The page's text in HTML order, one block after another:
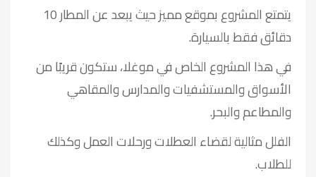
يتمتع المشروع بموقع مميز حيث يبعد عن المطار 10
دقائق فقط بالسيارة.
في هذا المشروع الخاص في موغلا، ستكون قريبًا من
الأسواق والمستشفيات والمدارس والمقاهي
والمطاعم والبحر.
الفلل مثالية لقضاء العطلات ورحلات العمل وكذلك
للطلاب.